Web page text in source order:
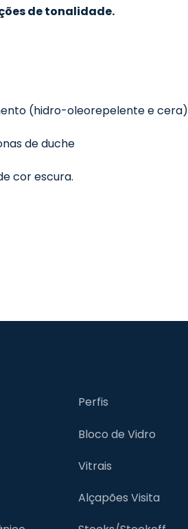
de tonalidade.
(hidro-oleorepelente e cera)
de duche
cor escura.
Perfis
Bloco de Vidro
Vitrais
Alçapões Visita